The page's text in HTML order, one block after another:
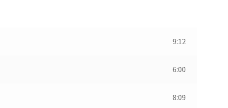
9:12
6:00
8:09